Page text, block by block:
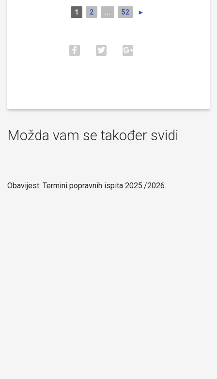
1 2 ... 52 ►
Možda vam se također svidi
Obavijest: Termini popravnih ispita 2025./2026.